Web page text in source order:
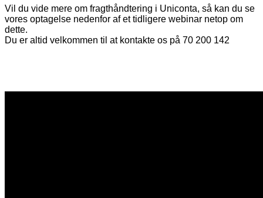
Vil du vide mere om fragthåndtering i Uniconta, så kan du se
vores optagelse nedenfor af et tidligere webinar netop om
dette.
Du er altid velkommen til at kontakte os på 70 200 142